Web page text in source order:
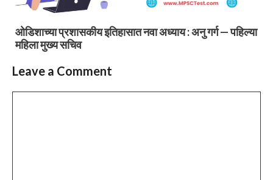
ओडिशाच्या प्रशासकीय इतिहासात नवा अध्याय : अनु गर्ग — पहिल्या
महिला मुख्य सचिव
Leave a Comment